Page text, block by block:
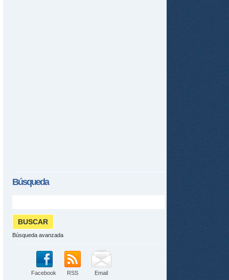
Búsqueda
Búsqueda avanzada
Facebook RSS Email